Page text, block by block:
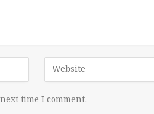
time I comment.